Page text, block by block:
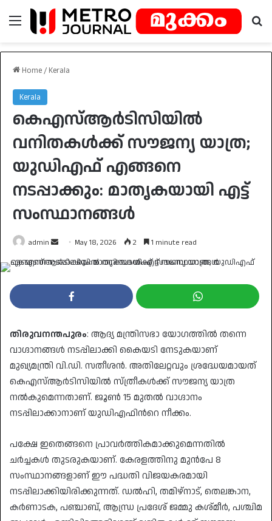
Menu
Home / Kerala
Kerala
കെഎസ്ആർടിസിയിൽ
വനിതകൾക്ക് സൗജന്യ യാത്ര;
യുഡിഎഫ് എങ്ങനെ
നടപ്പാക്കും: മാതൃകയായി എട്ട്
സംസ്ഥാനങ്ങൾ
admin
Send
an
May 18, 2026 2 1 minute read
തിരുവനന്തപുരം: ആദ്യ മന്ത്രിസഭാ യോഗത്തിൽ തന്നെ
വാഗ്ദാനങ്ങൾ നടപ്പിലാക്കി കൈയടി നേടുകയാണ്
മുഖ്യമന്ത്രി വി.ഡി. സതീശൻ. അതിലേറ്റവും ശ്രദ്ധേയമായത്
കെഎസ്ആർടിസിയിൽ സ്ത്രീകൾക്ക് സൗജന്യ യാത്ര
നൽകുമെന്നതാണ്. ജൂൺ 15 മുതൽ വാഗ്ദാനം
നടപ്പിലാക്കാനാണ് യുഡിഎഫിന്‍റെ നീക്കം.
പക്ഷേ ഇതെങ്ങനെ പ്രാവർത്തികമാക്കുമെന്നതിൽ
ചർച്ചകൾ തുടരുകയാണ്. കേരളത്തിനു മുൻപേ 8
സംസ്ഥാനങ്ങളാണ് ഈ പദ്ധതി വിജയകരമായി
നടപ്പിലാക്കിയിരിക്കുന്നത്. ഡൽഹി, തമിഴ്നാട്, തെലങ്കാന,
കർണാടക, പഞ്ചാബ്, ആന്ധ്ര പ്രദേശ് ജമ്മു കശ്മീർ, പശ്ചിമ